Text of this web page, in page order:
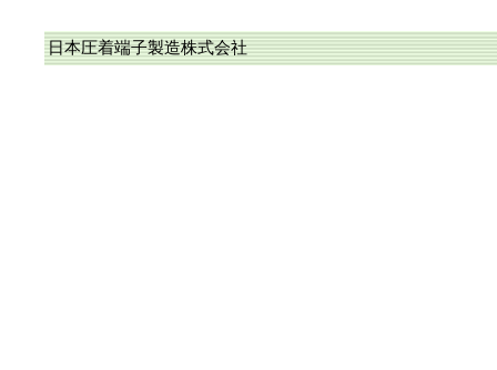
日本圧着端子製造株式会社